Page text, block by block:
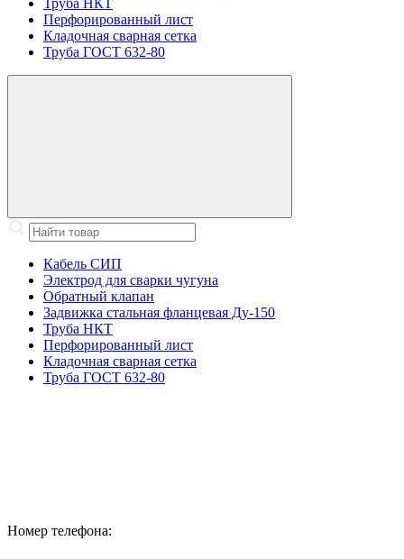
Труба НКТ
Перфорированный лист
Кладочная сварная сетка
Труба ГОСТ 632-80
Кабель СИП
Электрод для сварки чугуна
Обратный клапан
Задвижка стальная фланцевая Ду-150
Труба НКТ
Перфорированный лист
Кладочная сварная сетка
Труба ГОСТ 632-80
Номер телефона: